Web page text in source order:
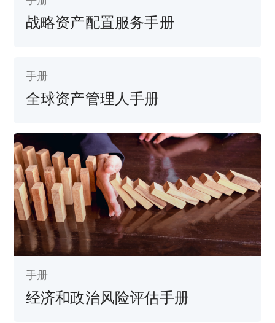
战略资产配置服务手册
手册
全球资产管理人手册
手册
经济和政治风险评估手册